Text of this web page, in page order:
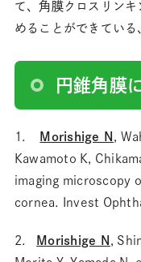
て、角膜クロスリン
めることができている
円錐角膜
1. Morishige N
,
Kawamoto K,
imaging microscopy
cornea. Invest
2. Morishige N
,